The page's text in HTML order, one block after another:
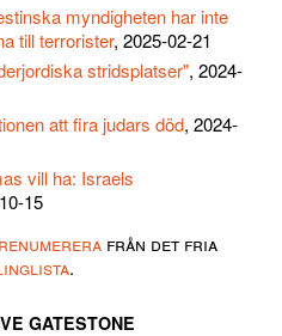
myndigheten har inte
till terrorister, 2025-02-21
stridsplatser", 2024-
att fira judars död, 2024-
vill ha: Israels
15
från det fria
.
GATESTONE